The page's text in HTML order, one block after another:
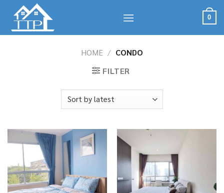
content
0
HOME / CONDO
FILTER